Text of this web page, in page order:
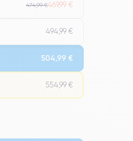
474,99 €469,99 €
494,99 €
504,99 €
554,99 €